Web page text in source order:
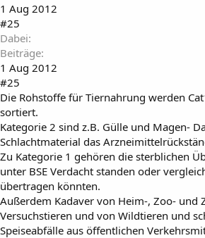
1 Aug 2012
#25
Dabei
Beiträge
1 Aug 2012
#25
Die Rohstoffe für Tiernahrung werden
sortiert.
Kategorie 2 sind z.B. Gülle und Magen-
Schlachtmaterial das
Zu Kategorie 1 gehören die sterblichen
unter BSE Verdacht standen oder
übertragen könnten.
Außerdem Kadaver von Heim-, Zoo- und
Versuchstieren und von Wildtieren und
Speiseabfälle aus öffentlichen